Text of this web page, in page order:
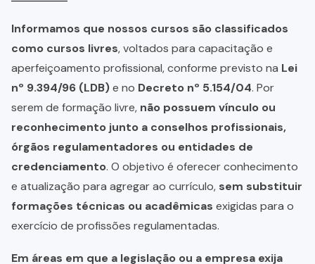
Informamos que nossos cursos são classificados
como cursos livres, voltados para capacitação e
aperfeiçoamento profissional, conforme previsto na Lei
nº 9.394/96 (LDB)e no Decreto nº 5.154/04. Por
serem de formação livre, não possuem vínculo ou
reconhecimento junto a conselhos profissionais,
órgãos regulamentadores ou entidades de
credenciamento. O objetivo é oferecer conhecimento
e atualização para agregar ao currículo, sem substituir
formações técnicas ou acadêmicas exigidas para o
exercício de profissões regulamentadas.
Em áreas em que a legislação ou a empresa exija